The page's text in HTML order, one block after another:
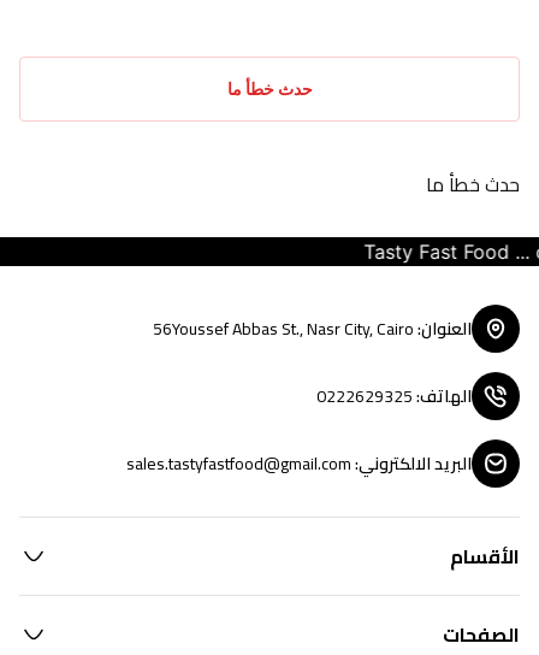
حدث خطأ ما
حدث خطأ ما
Tasty Fast Food ...
العنوان:
56Youssef Abbas St., Nasr City, Cairo
الهاتف:
0222629325
البريد الالكتروني:
sales.tastyfastfood@gmail.com
الأقسام
الصفحات